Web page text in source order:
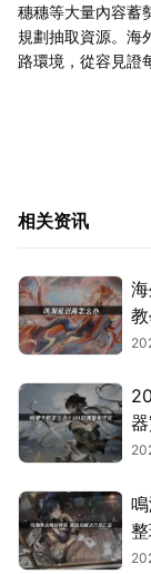
穗穗等大量內容蓄
規劃抽取資源。海
路環境，從容見證
相关资讯
教
器
整